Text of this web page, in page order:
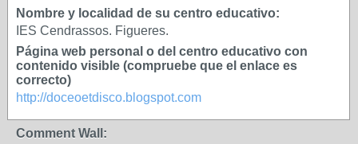
Nombre y localidad de su centro educativo:
IES Cendrassos. Figueres.
Página web personal o del centro educativo con
contenido visible (compruebe que el enlace es
correcto)
http://doceoetdisco.blogspot.com
Comment Wall: